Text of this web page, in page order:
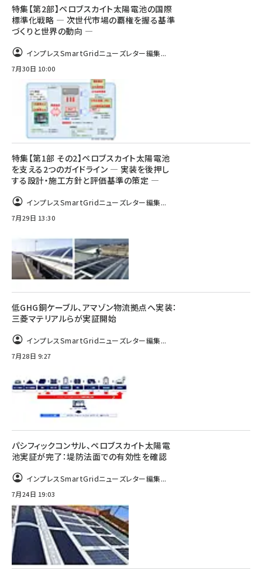
特集【第2部】ペロブスカイト太陽電池の国際
標準化戦略 ― 次世代市場の覇権を握る基準
づくりと世界の動向 ―
インプレスSmartGridニューズレター編集...
7月30日 10:00
特集【第1部 その2】ペロブスカイト太陽電池
を支える2つのガイドライン ― 実装を後押し
する設計・施工方針と評価基準の策定 ―
インプレスSmartGridニューズレター編集...
7月29日 13:30
低GHG銅ケーブル、アマゾン物流拠点へ実装：
三菱マテリアルらが実証開始
インプレスSmartGridニューズレター編集...
7月28日 9:27
パシフィックコンサル、ペロブスカイト太陽電
池実証が完了：堤防法面での有効性を確認
インプレスSmartGridニューズレター編集...
7月24日 19:03